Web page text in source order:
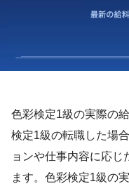
色彩検定1級の実際の
検定1級の転職した場
ョンや仕事内容に応
ます。色彩検定1級の